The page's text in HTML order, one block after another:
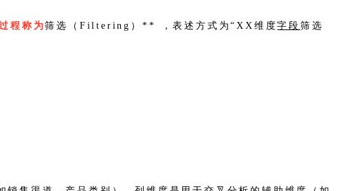
程称为筛选（Filtering）** ，表述方式为“XX维度字段筛选